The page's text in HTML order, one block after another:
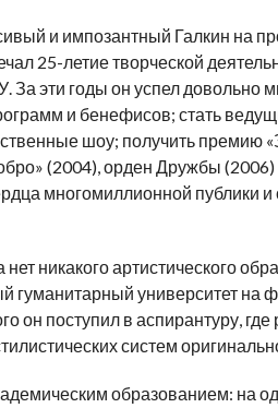
и импозантный Галкин на
25-летие творческой
За эти годы он успел довольно
и бенефисов; стать
шоу; получить премию
(2004), орден Дружбы (2006)
многомиллионной публики
никакого артистического
гуманитарный университет на
он поступил в аспирантуру,
систем
образованием: на